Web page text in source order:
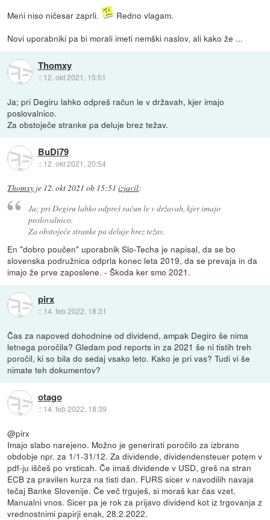
Meni niso ničesar zaprli.
Redno vlagam.
Novi uporabniki pa bi morali imeti nemški naslov, ali kako že ...
Thomxy
:: 12. okt 2021, 15:51
Ja; pri Degiru lahko odpreš račun le v državah, kjer imajo
poslovalnico.
Za obstoječe stranke pa deluje brez težav.
BuDi79
:: 12. okt 2021, 20:54
Thomxy je 12. okt 2021 ob 15:51 izjavil:
Ja; pri Degiru lahko odpreš račun le v državah, kjer imajo
poslovalnico.
Za obstoječe stranke pa deluje brez težav.
En "dobro poučen" uporabnik Slo-Techa je napisal, da se bo
slovenska podružnica odprla konec leta 2019, da se prevaja in da
imajo že prve zaposlene. - Škoda ker smo 2021.
pirx
:: 14. feb 2022, 18:31
Čas za napoved dohodnine od dividend, ampak Degiro še nima
letnega poročila? Gledam pod reports in za 2021 še ni tistih treh
poročil, ki so bila do sedaj vsako leto. Kako je pri vas? Tudi vi še
nimate teh dokumentov?
otago
:: 14. feb 2022, 18:39
@pirx
Imajo slabo narejeno. Možno je generirati poročilo za izbrano
obdobje npr. za 1/1-31/12. Za dividende, dividendensteuer potem v
pdf-ju iščeš po vrsticah. Če imaš dividende v USD, greš na stran
ECB za pravilen kurza na tisti dan. FURS sicer v navodilih navaja
tečaj Banke Slovenije. Če več trguješ, si moraš kar čas vzet.
Manualni vnos. Sicer pa je rok za prijavo dividend kot iz trgovanja z
vrednostnimi papirji enak, 28.2.2022.